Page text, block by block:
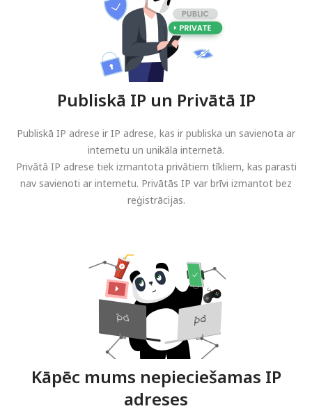
Publiskā IP un Privātā IP
Publiskā IP adrese ir IP adrese, kas ir publiska un savienota ar
internetu un unikāla internetā.
Privātā IP adrese tiek izmantota privātiem tīkliem, kas parasti
nav savienoti ar internetu. Privātās IP var brīvi izmantot bez
reģistrācijas.
Kāpēc mums nepieciešamas IP
adreses